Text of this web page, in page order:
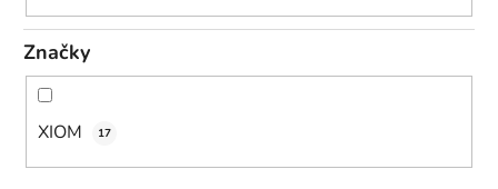
oZnačky
XIOM 17